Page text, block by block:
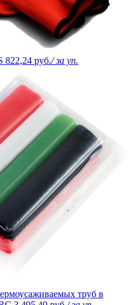
822,24 руб./ за уп.
труб в